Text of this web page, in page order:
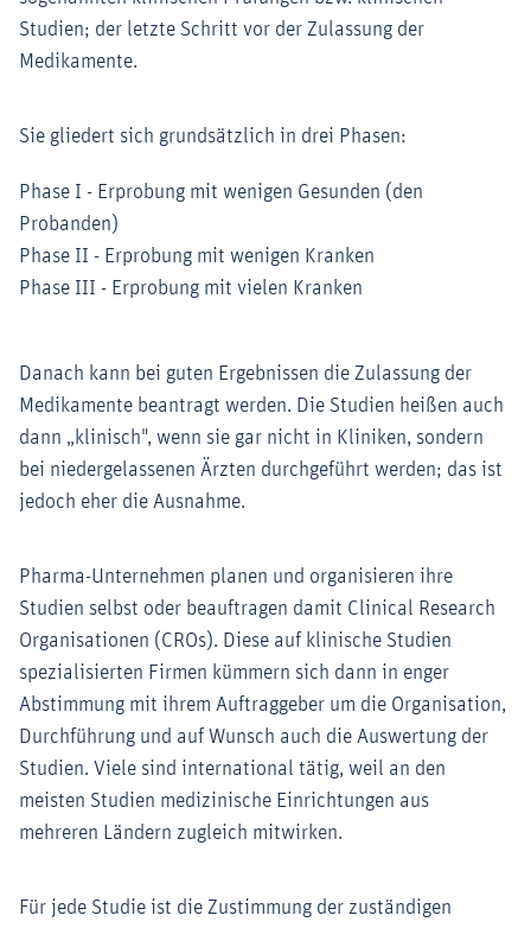
Studien; der letzte Schritt vor der Zulassung der
Medikamente.
Sie gliedert sich grundsätzlich in drei Phasen:
Phase I - Erprobung mit wenigen Gesunden (den
Probanden)
Phase II - Erprobung mit wenigen Kranken
Phase III - Erprobung mit vielen Kranken
Danach kann bei guten Ergebnissen die Zulassung der
Medikamente beantragt werden. Die Studien heißen auch
dann „klinisch", wenn sie gar nicht in Kliniken, sondern
bei niedergelassenen Ärzten durchgeführt werden; das ist
jedoch eher die Ausnahme.
Pharma-Unternehmen planen und organisieren ihre
Studien selbst oder beauftragen damit Clinical Research
Organisationen (CROs). Diese auf klinische Studien
spezialisierten Firmen kümmern sich dann in enger
Abstimmung mit ihrem Auftraggeber um die Organisation,
Durchführung und auf Wunsch auch die Auswertung der
Studien. Viele sind international tätig, weil an den
meisten Studien medizinische Einrichtungen aus
mehreren Ländern zugleich mitwirken.
Für jede Studie ist die Zustimmung der zuständigen